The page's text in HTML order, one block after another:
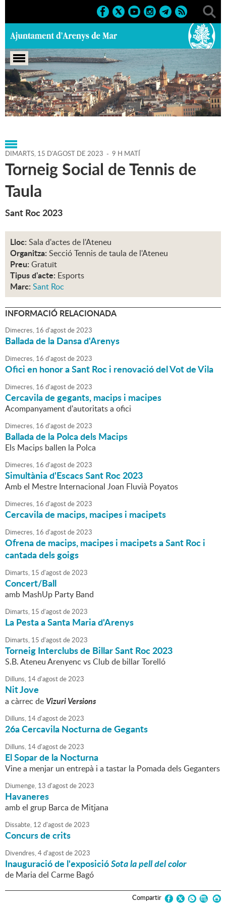
Portada > Agenda > 15-08-
2023 > Marcs > Culturals > 2023 > Sant Roc
DIMARTS, 15 D'AGOST DE 2023 - 9 H MATÍ
Torneig Social de Tennis de
Taula
Sant Roc 2023
Lloc: Sala d'actes de l'Ateneu
Organitza: Secció Tennis de taula de l'Ateneu
Preu: Gratuït
Tipus d'acte: Esports
Marc: Sant Roc
INFORMACIÓ RELACIONADA
Dimecres, 16 d'agostde2023
Ballada de la Dansa d'Arenys
Dimecres, 16 d'agostde2023
Ofici en honor a Sant Roc i renovació del Vot de Vila
Dimecres, 16 d'agostde2023
Cercavila de gegants, macips i macipes
Acompanyament d'autoritats a ofici
Dimecres, 16 d'agostde2023
Ballada de la Polca dels Macips
Els Macips ballen la Polca
Dimecres, 16 d'agostde2023
Simultània d'Escacs Sant Roc 2023
Amb el Mestre Internacional Joan Fluvià Poyatos
Dimecres, 16 d'agostde2023
Cercavila de macips, macipes i macipets
Dimecres, 16 d'agostde2023
Ofrena de macips, macipes i macipets a Sant Roc i
cantada dels goigs
Dimarts, 15 d'agostde2023
Concert/Ball
amb MashUp Party Band
Dimarts, 15 d'agostde2023
La Pesta a Santa Maria d'Arenys
Dimarts, 15 d'agostde2023
Torneig Interclubs de Billar Sant Roc 2023
S.B. Ateneu Arenyenc vs Club de billar Torelló
Dilluns, 14d'agostde2023
Nit Jove
a càrrec deVizuri Versions
Dilluns, 14d'agostde2023
26a Cercavila Nocturna de Gegants
Dilluns, 14d'agostde2023
El Sopar de la Nocturna
Vine a menjar un entrepà i a tastar la Pomada dels Geganters
Diumenge, 13 d'agostde2023
Havaneres
amb el grup Barca de Mitjana
Dissabte, 12 d'agostde2023
Concurs de crits
Divendres,4d'agostde2023
Inauguració de l'exposicióSota la pell del color
de Maria del Carme Bagó
Compartir